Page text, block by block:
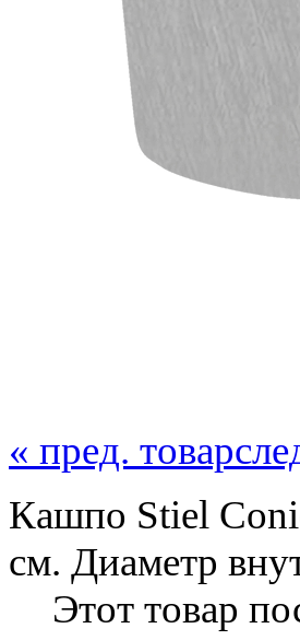
« пред. товар
Кашпо Stiel
см. Диаметр
Этот товар